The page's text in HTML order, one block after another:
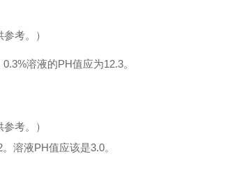
考。）
0.3%溶液的PH值应为12.3。
考。）
。溶液PH值应该是3.0。